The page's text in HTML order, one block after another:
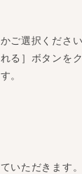
ご選択くださ
る］ボタンを
。
いただきます。